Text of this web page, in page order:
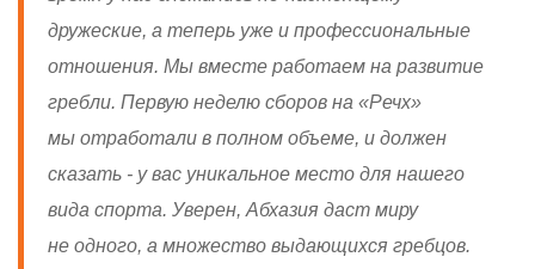
дружеские, а теперь уже и профессиональные
отношения. Мы вместе работаем на развитие
гребли. Первую неделю сборов на «Речх»
мы отработали в полном объеме, и должен
сказать - у вас уникальное место для нашего
вида спорта. Уверен, Абхазия даст миру
не одного, а множество выдающихся гребцов.